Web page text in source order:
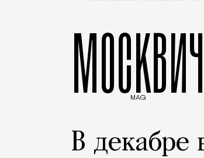
МОСКВИЧ
MAG
В декабре